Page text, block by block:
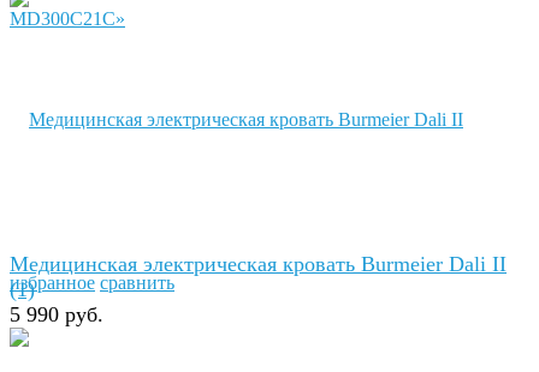
избранное сравнить
Медицинская электрическая кровать Burmeier Dali II
(1)
5 990 руб.